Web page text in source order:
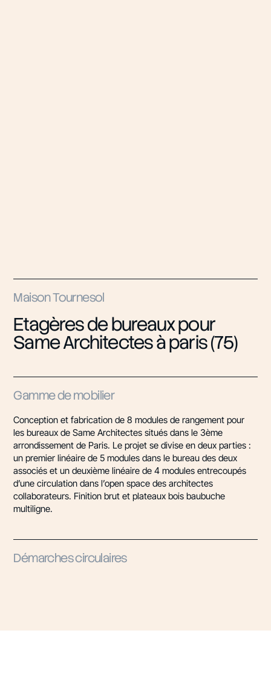
Maison Tournesol
Etagères de bureaux pour
Same Architectes à paris (75)
Gamme de mobilier
Conception et fabrication de 8 modules de rangement pour
les bureaux de Same Architectes situés dans le 3ème
arrondissement de Paris. Le projet se divise en deux parties :
un premier linéaire de 5 modules dans le bureau des deux
associés et un deuxième linéaire de 4 modules entrecoupés
d’une circulation dans l’open space des architectes
collaborateurs. Finition brut et plateaux bois baubuche
multiligne.
Démarches circulaires